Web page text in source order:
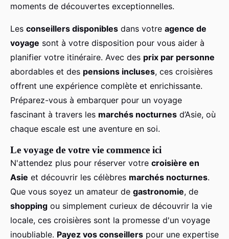
moments de découvertes exceptionnelles.
Les conseillers disponibles dans votre agence de
voyage sont à votre disposition pour vous aider à
planifier votre itinéraire. Avec des prix par personne
abordables et des pensions incluses, ces croisières
offrent une expérience complète et enrichissante.
Préparez-vous à embarquer pour un voyage
fascinant à travers les marchés nocturnes d’Asie, où
chaque escale est une aventure en soi.
Le voyage de votre vie commence ici
N'attendez plus pour réserver votre croisière en
Asie et découvrir les célèbres marchés nocturnes.
Que vous soyez un amateur de gastronomie, de
shopping ou simplement curieux de découvrir la vie
locale, ces croisières sont la promesse d'un voyage
inoubliable. Payez vos conseillers pour une expertise